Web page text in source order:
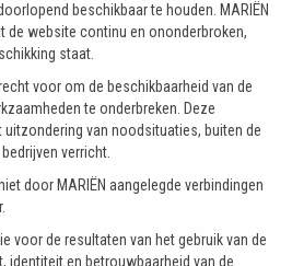
beschikbaar te houden. MARIËN
de website continu en ononderbroken,
staat.
voor om de beschikbaarheid van de
te onderbreken. Deze
van noodsituaties, buiten de
verricht.
door MARIËN aangelegde verbindingen
voor de resultaten van het gebruik van de
identiteit en betrouwbaarheid van de